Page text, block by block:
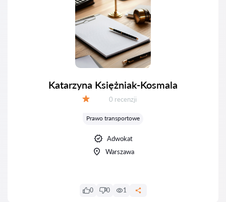
Katarzyna Księżniak-Kosmala
Recenzji:
0 recenzji
Prawo transportowe
Adwokat
Warszawa
0 0 1